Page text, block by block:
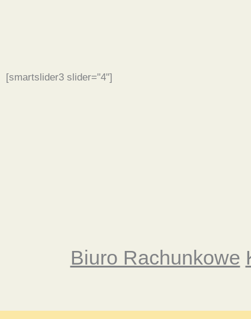
[smartslider3 slider="4"]
Biuro Rachunkowe